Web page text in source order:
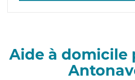
Aide à domicile